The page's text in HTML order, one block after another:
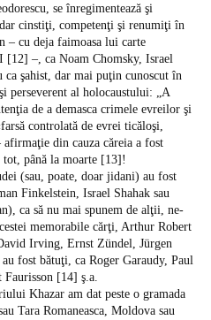
se înregimentează şi
cinstiţi, competenţi şi renumiţi în
– cu deja faimoasa lui carte
–, ca Noam Chomsky, Israel
ca şahist, dar mai puţin cunoscut în
perseverent al holocaustului: „A
de a demasca crimele evreilor şi
controlată de evrei ticăloşi,
din cauza căreia a fost
până la moarte [13]!
(sau, poate, doar jidani) au fost
Finkelstein, Israel Shahak sau
ca să nu mai spunem de alţii, ne-
memorabile cărţi, Arthur Robert
Irving, Ernst Zündel, Jürgen
fost bătuţi, ca Roger Garaudy, Paul
Faurisson [14] ş.a.
Khazar am dat peste o gramada
Tara Romaneasca, Moldova sau